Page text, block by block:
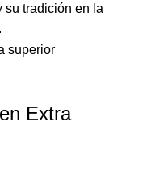
su tradición en la
Extra